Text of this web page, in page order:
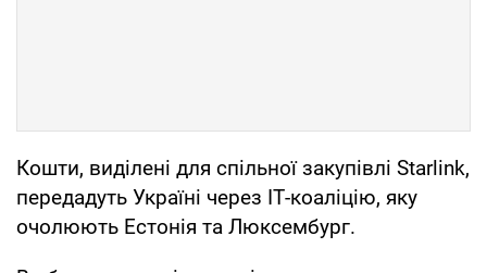
Кошти, виділені для спільної закупівлі Starlink,
передадуть Україні через ІТ-коаліцію, яку
очолюють Естонія та Люксембург.